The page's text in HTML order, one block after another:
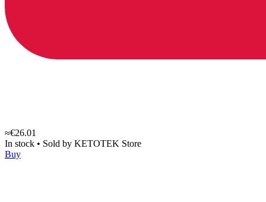
≈€26.01
In stock • Sold by KETOTEK Store
Buy